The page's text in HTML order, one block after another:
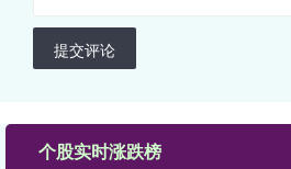
提交评论
个股实时涨跌榜